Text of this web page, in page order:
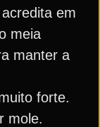
em
meia
manter a
forte.
mole.